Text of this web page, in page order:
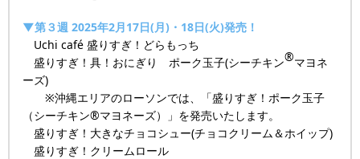
▼第３週 2025年2月17日(月)・18日(火)発売！
Uchi café 盛りすぎ！どらもっち
盛りすぎ！具！おにぎり ポーク玉子(シーチキン®マヨネ
ーズ)
※沖縄エリアのローソンでは、「盛りすぎ！ポーク玉子
（シーチキン®マヨネーズ）」を発売いたします。
盛りすぎ！大きなチョコシュー(チョコクリーム＆ホイップ)
盛りすぎ！クリームロール